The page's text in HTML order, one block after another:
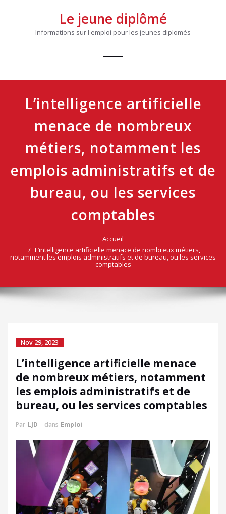
Le jeune diplômé
Informations sur l'emploi pour les jeunes diplomés
AFFICHER/MASQUER
L’intelligence artificielle
menace de nombreux
métiers, notamment les
emplois administratifs et de
bureau, ou les services
comptables
Accueil
L’intelligence artificielle menace de nombreux métiers,
notamment les emplois administratifs et de bureau, ou les services
comptables
Nov 29, 2023
L’intelligence artificielle menace
de nombreux métiers, notamment
les emplois administratifs et de
bureau, ou les services comptables
Par LJD dans Emploi